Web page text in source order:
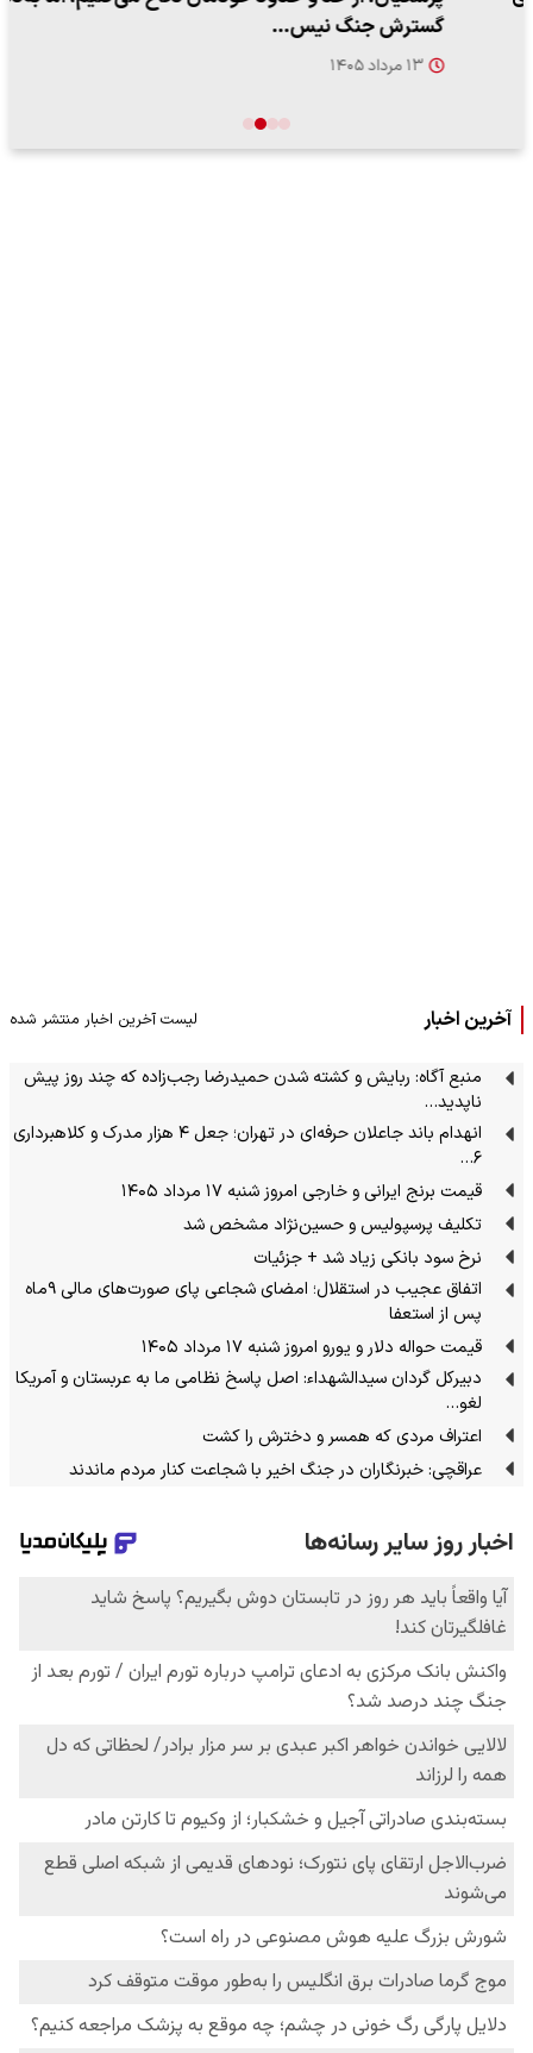
گسترش جنگ نیس…
آخرین اخبار لیست آخرین اخبار منتشر شده
منبع آگاه: ربایش و کشته شدن حمیدرضا رجب‌زاده که چند روز پیش
ناپدید…
انهدام باند جاعلان حرفه‌ای در تهران؛ جعل ۴ هزار مدرک و کلاهبرداری
۶…
قیمت برنج ایرانی و خارجی امروز شنبه ۱۷ مرداد ۱۴۰۵
تکلیف پرسپولیس و حسین‌نژاد مشخص شد
نرخ سود بانکی زیاد شد +‌ جزئیات
اتفاق عجیب در استقلال؛ امضای شجاعی پای صورت‌های مالی ٩ماه
پس از استعفا
قیمت حواله دلار و یورو امروز شنبه ۱۷ مرداد ۱۴۰۵
دبیرکل گردان سیدالشهداء: اصل پاسخ نظامی ما به عربستان و آمریکا
لغو…
اعتراف مردی که همسر و دخترش را کشت
عراقچی: خبرنگاران در جنگ اخیر با شجاعت کنار مردم ماندند